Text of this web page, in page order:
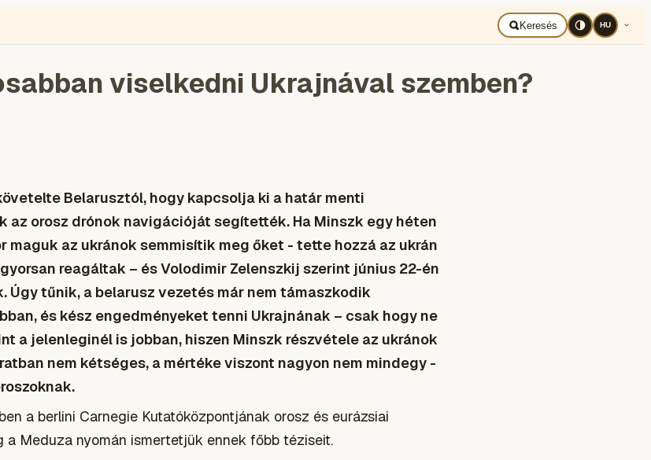
Keresés HU
viselkedni Ukrajnával szemben?
Belarusztól, hogy kapcsolja ki a határ menti
az orosz drónok navigációját segítették. Ha Minszk egy héten
maguk az ukránok semmisítik meg őket - tette hozzá az ukrán
reagáltak – és Volodimir Zelenszkij szerint június 22-én
Úgy tűnik, a belarusz vezetés már nem támaszkodik
és kész engedményeket tenni Ukrajnának – csak hogy ne
a jelenleginél is jobban, hiszen Minszk részvétele az ukránok
nem kétséges, a mértéke viszont nagyon nem mindegy -
a berlini Carnegie Kutatóközpontjának orosz és eurázsiai
a Meduza nyomán ismertetjük ennek főbb téziseit.